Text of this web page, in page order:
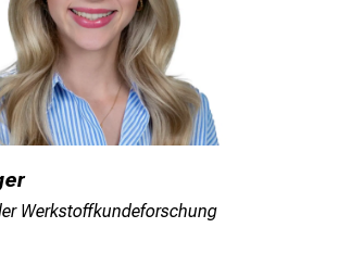
Werkstoffkundeforschung